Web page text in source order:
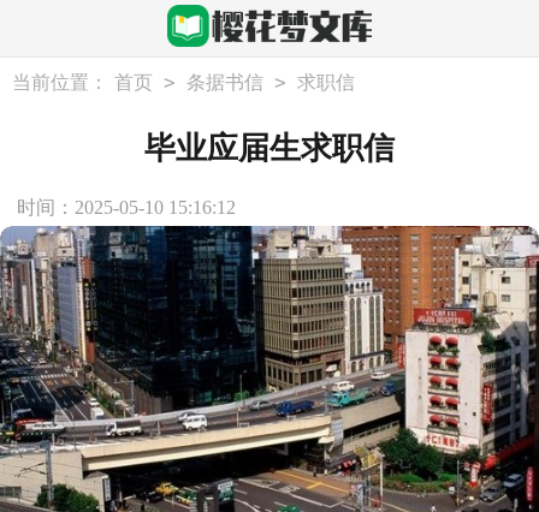
当前位置： 首页 > 条据书信 > 求职信
毕业应届生求职信
时间：2025-05-10 15:16:12